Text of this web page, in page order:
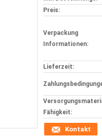
Preis:
Verpackung
Informationen:
Lieferzeit:
Fähigkeit:
Kontakt